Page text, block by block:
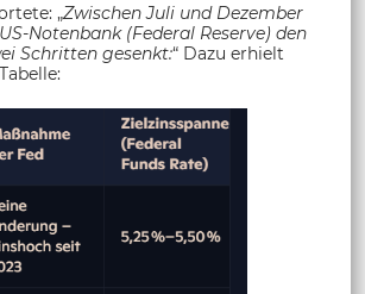
„Zwischen Juli und Dezember
Notenbank (Federal Reserve) den
Schritten gesenkt:“ Dazu erhielt